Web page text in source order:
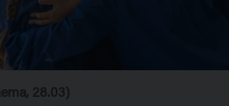
28.03)